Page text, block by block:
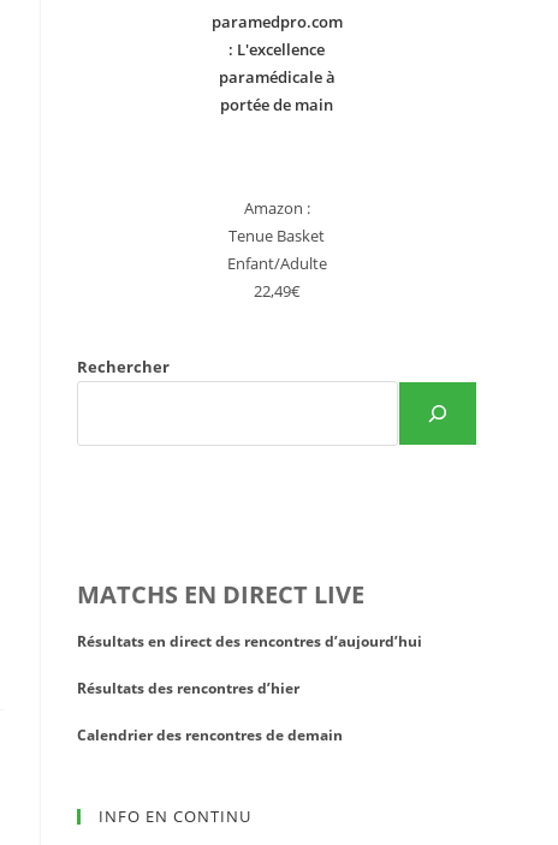
paramedpro.com
: L'excellence
paramédicale à
portée de main
Amazon :
Tenue Basket
Enfant/Adulte
22,49€
Rechercher
MATCHS EN DIRECT LIVE
Résultats en direct des rencontres d’aujourd’hui
Résultats des rencontres d’hier
Calendrier des rencontres de demain
INFO EN CONTINU